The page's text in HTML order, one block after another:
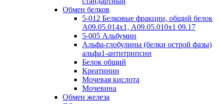
Обмен белков
5-012 Белковые фракции, общий белок
А09.05.014х1, А09.05.010х1 09.17
5-005 Альбумин
Альфа-глобулины (белки острой фазы)
альфа1-антитрипсин
Белок общий
Креатинин
Мочевая кислота
Мочевина
Обмен железа